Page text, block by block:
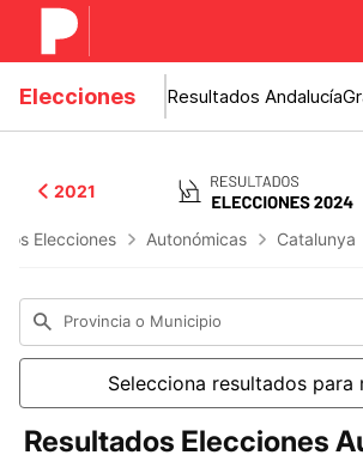
Elecciones Resultados Andalucía
2021
Elecciones Autonómicas Catalunya
Provincia o Municipio
Selecciona resultados para
Resultados Elecciones